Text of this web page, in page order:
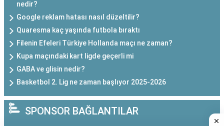
nedir?
Google reklam hatası nasıl düzeltilir?
Quaresma kaç yaşında futbola bıraktı
Filenin Efeleri Türkiye Hollanda maçı ne zaman?
Kupa maçındaki kart ligde geçerli mi
GABA ve glisin nedir?
Basketbol 2. Lig ne zaman başlıyor 2025-2026
SPONSOR BAĞLANTILAR